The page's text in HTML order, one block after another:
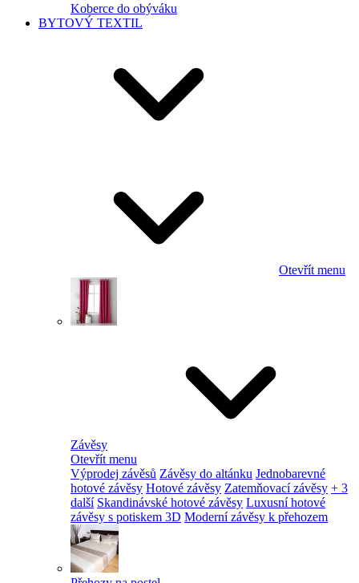
Koberce do obýváku
BYTOVÝ TEXTIL
Otevřít menu
Závěsy
Otevřít menu
Výprodej závěsů Závěsy do altánku Jednobarevné
hotové závěsy Hotové závěsy Zatemňovací závěsy + 3
další Skandinávské hotové závěsy Luxusní hotové
závěsy s potiskem 3D Moderní závěsy k přehozem